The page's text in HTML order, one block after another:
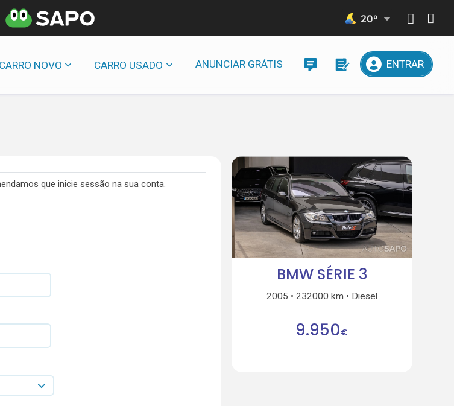
20º
CARRO NOVO CARRO USADO ANUNCIAR GRÁTIS ENTRAR
que inicie sessão na sua conta.
BMW SÉRIE 3
2005 232000 km Diesel
9.950€